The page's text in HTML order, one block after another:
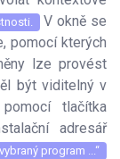
V okně se
pomocí kterých
lze provést
být viditelný v
tlačítka
adresář
program ...“